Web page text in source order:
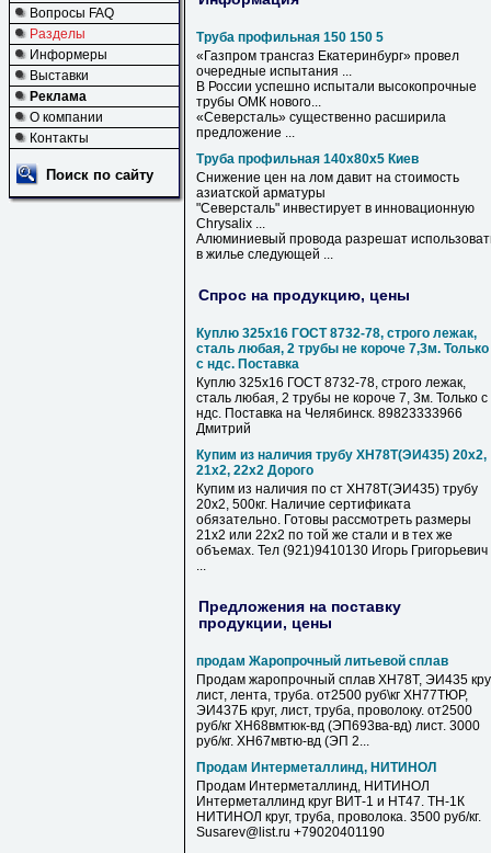
Вопросы FAQ
Разделы
Информеры
Выставки
Реклама
О компании
Контакты
Поиск по сайту
Труба профильная 150 150 5
«Газпром трансгаз Екатеринбург» провел
очередные испытания ...
В России успешно испытали высокопрочные
трубы ОМК нового...
«Северсталь» существенно расширила
предложение ...
Труба профильная 140х80х5 Киев
Снижение цен на лом давит на стоимость
азиатской арматуры
"Северсталь" инвестирует в инновационную
Chrysalix ...
Алюминиевый провода разрешат
в жилье следующей ...
Спрос на продукцию, цены
Куплю 325х16 ГОСТ 8732-78, строго лежак,
сталь любая, 2 трубы не короче 7,3м. Только
с ндс. Поставка
Куплю 325х16 ГОСТ 8732-78, строго лежак,
сталь любая, 2 трубы не короче 7, 3м. Только с
ндс. Поставка на Челябинск. 89823333966
Дмитрий
Купим из наличия трубу ХН78Т(ЭИ435) 20х2,
21х2, 22х2 Дорого
Купим из наличия по ст ХН78Т(ЭИ435) трубу
20х2, 500кг. Наличие сертификата
обязательно. Готовы рассмотреть размеры
21х2 или 22х2 по той же стали и в тех же
объемах. Тел (921)9410130 Игорь Григорьевич
...
Предложения на поставку
продукции, цены
продам Жаропрочный литьевой сплав
Продам жаропрочный сплав ХН78Т, ЭИ435
лист, лента, труба. от2500 руб\кг ХН77ТЮР,
ЭИ437Б круг, лист, труба, проволоку. от2500
руб/кг ХН68вмтюк-вд (ЭП693ва-вд) лист. 3000
руб/кг. ХН67мвтю-вд (ЭП 2...
Продам Интерметаллинд, НИТИНОЛ
Продам Интерметаллинд, НИТИНОЛ
Интерметаллинд круг ВИТ-1 и НТ47. ТН-1К
НИТИНОЛ круг, труба, проволока. 3500 руб/кг.
Susarev@list.ru +79020401190